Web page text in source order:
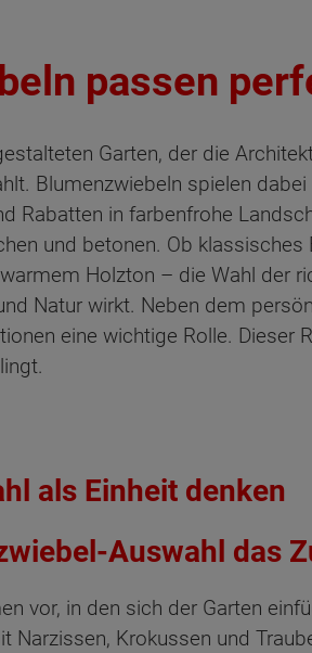
passen
Garten, der die
Blumenzwiebeln spielen
Rabatten in farbenfrohe
und betonen. Ob
Holzton – die Wahl der
Natur wirkt. Neben dem
eine wichtige Rolle. Dieser
als Einheit denken
Auswahl das
vor, in den sich der Garten
Narzissen, Krokussen und